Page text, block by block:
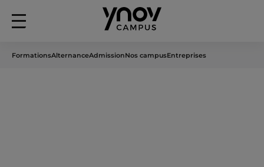
Menu
FormationsAlternanceAdmissionNos campusEntreprises